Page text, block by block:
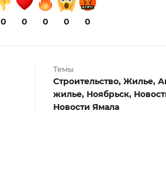
0 0 0 0 0
Темы
Строительство, Жилье,
жилье, Ноябрьск,
Новости Ямала